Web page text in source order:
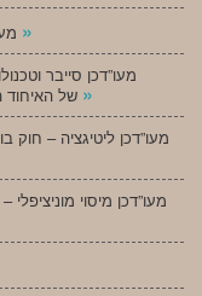
»
מעו”דכן סייבר
»
מעו”דכן ליטיגציה – חוק
מעו”דכן מיסוי